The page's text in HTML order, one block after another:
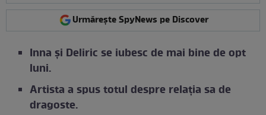
Urmărește SpyNews pe Discover
Inna și Deliric se iubesc de mai bine de opt
luni.
Artista a spus totul despre relația sa de
dragoste.